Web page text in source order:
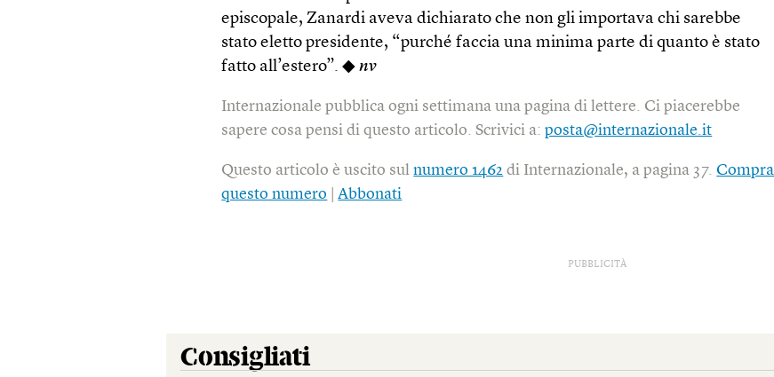
episcopale, Zanardi aveva dichiarato che non gli importava chi sarebbe
stato eletto presidente, “purché faccia una minima parte di quanto è stato
fatto all’estero”. ◆nv
Internazionale pubblica ogni settimana una pagina di lettere. Ci piacerebbe
sapere cosa pensi di questo articolo. Scrivici a:posta@internazionale.it
Questo articolo è uscito sulnumero 1462 di Internazionale, a pagina 37.Compra
questo numero
Abbonati
PUBBLICITÀ
Consigliati